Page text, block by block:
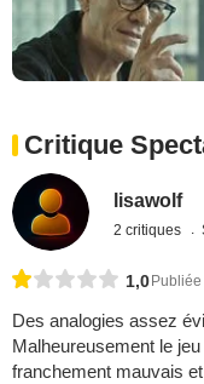
Critique
lisawolf
2 critiques
1,0
Des analogies assez
Malheureusement le
franchement mauvais